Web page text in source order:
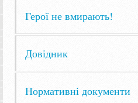
Герої не вмирають!
Довідник
Нормативні документи